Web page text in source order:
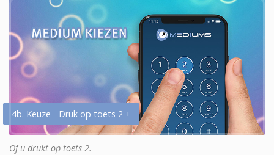
4b. Keuze - Druk op toets 2 +
Of u drukt op toets 2.